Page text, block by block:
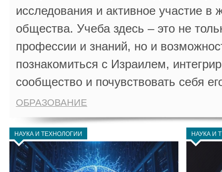
исследования и активное участие в
общества. Учеба здесь – это не
профессии и знаний, но и
познакомиться с Израилем,
сообщество и почувствовать себя
ОБРАЗОВАНИЕ
НАУКА И ТЕХНОЛОГИИ НАУКА И